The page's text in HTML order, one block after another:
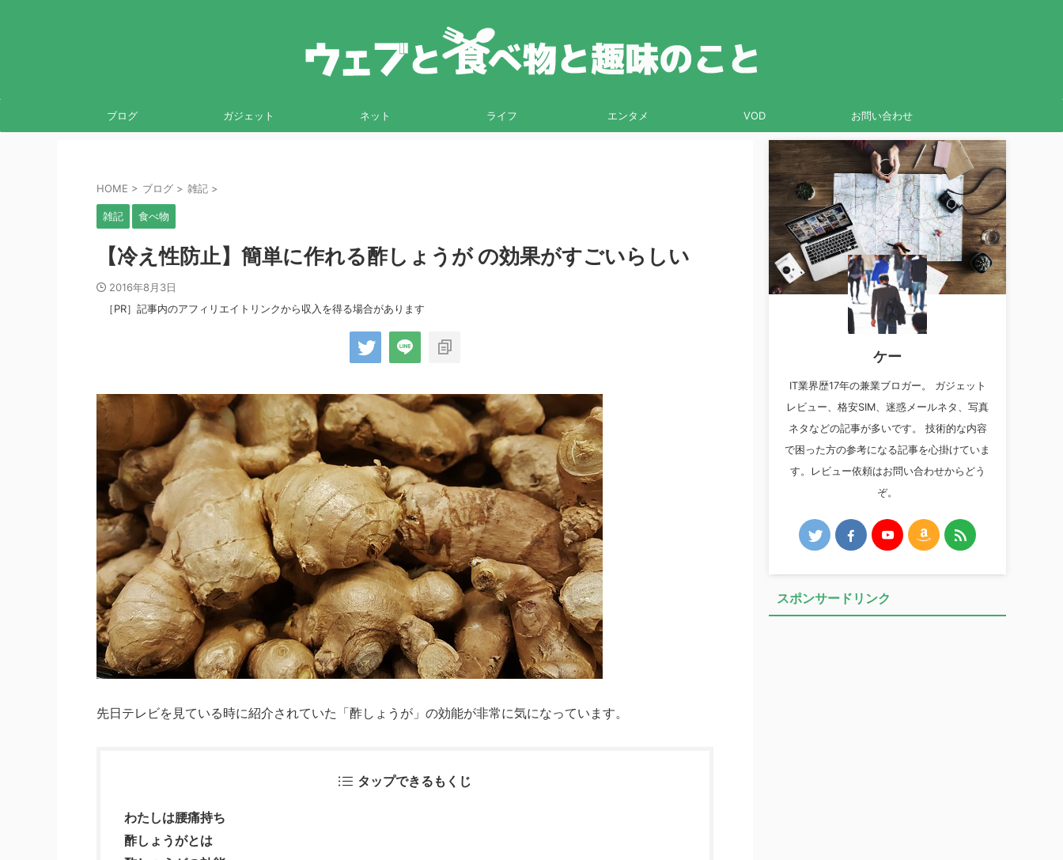
ブログ ガジェット ネット ライフ エンタメ VOD お問い合わせ
HOME > ブログ > 雑記 >
雑記 食べ物
【冷え性防止】簡単に作れる酢しょうが の効果がすごいらしい
2016年8月3日
［PR］記事内のアフィリエイトリンクから収入を得る場合があります
先日テレビを見ている時に紹介されていた「酢しょうが」の効能が非常に気になっています。
タップできるもくじ
わたしは腰痛持ち
酢しょうがとは
ケー
IT業界歴17年の兼業ブロガー。 ガジェット
レビュー、格安SIM、迷惑メールネタ、写真
ネタなどの記事が多いです。 技術的な内容
で困った方の参考になる記事を心掛けていま
す。レビュー依頼はお問い合わせからどう
ぞ。
スポンサードリンク